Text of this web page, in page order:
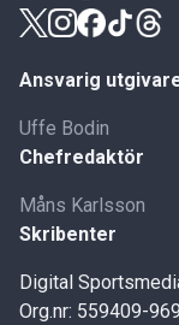
Ansvarig
Uffe Bodin
Chefredaktör
Måns Karlsson
Skribenter
Digital
Org.nr: 559409-